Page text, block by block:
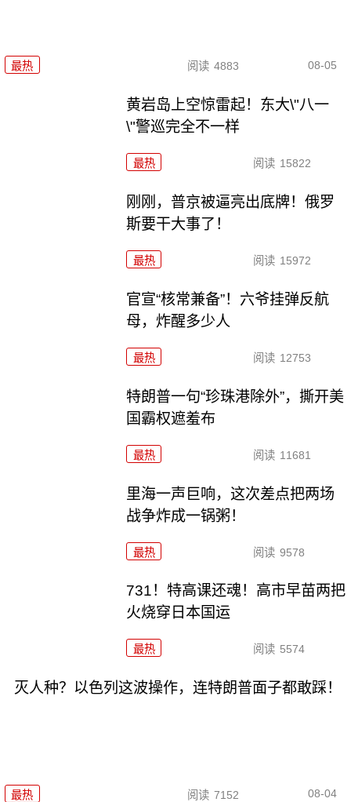
最热 阅读 4883 08-05
黄岩岛上空惊雷起！东大\"八一
\"警巡完全不一样
最热 阅读 15822
刚刚，普京被逼亮出底牌！俄罗
斯要干大事了！
最热 阅读 15972
官宣“核常兼备”！六爷挂弹反航
母，炸醒多少人
最热 阅读 12753
特朗普一句“珍珠港除外”，撕开美
国霸权遮羞布
最热 阅读 11681
里海一声巨响，这次差点把两场
战争炸成一锅粥！
最热 阅读 9578
731！特高课还魂！高市早苗两把
火烧穿日本国运
最热 阅读 5574
灭人种？以色列这波操作，连特朗普面子都敢踩！
最热 阅读 7152 08-04